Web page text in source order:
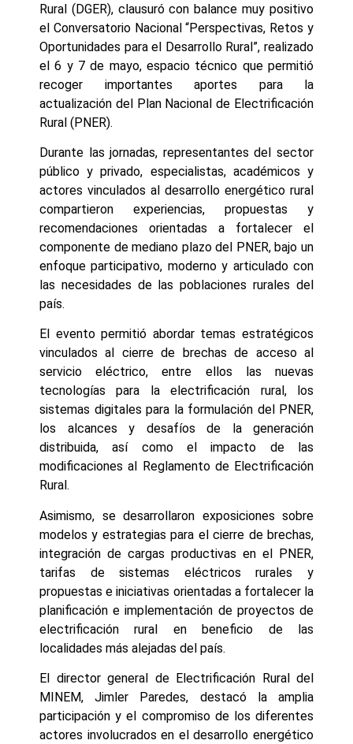
Rural (DGER), clausuró con balance muy positivo
el Conversatorio Nacional “Perspectivas, Retos y
Oportunidades para el Desarrollo Rural”, realizado
el 6 y 7 de mayo, espacio técnico que permitió
recoger importantes aportes para la
actualización del Plan Nacional de Electrificación
Rural (PNER).
Durante las jornadas, representantes del sector
público y privado, especialistas, académicos y
actores vinculados al desarrollo energético rural
compartieron experiencias, propuestas y
recomendaciones orientadas a fortalecer el
componente de mediano plazo del PNER, bajo un
enfoque participativo, moderno y articulado con
las necesidades de las poblaciones rurales del
país.
El evento permitió abordar temas estratégicos
vinculados al cierre de brechas de acceso al
servicio eléctrico, entre ellos las nuevas
tecnologías para la electrificación rural, los
sistemas digitales para la formulación del PNER,
los alcances y desafíos de la generación
distribuida, así como el impacto de las
modificaciones al Reglamento de Electrificación
Rural.
Asimismo, se desarrollaron exposiciones sobre
modelos y estrategias para el cierre de brechas,
integración de cargas productivas en el PNER,
tarifas de sistemas eléctricos rurales y
propuestas e iniciativas orientadas a fortalecer la
planificación e implementación de proyectos de
electrificación rural en beneficio de las
localidades más alejadas del país.
El director general de Electrificación Rural del
MINEM, Jimler Paredes, destacó la amplia
participación y el compromiso de los diferentes
actores involucrados en el desarrollo energético